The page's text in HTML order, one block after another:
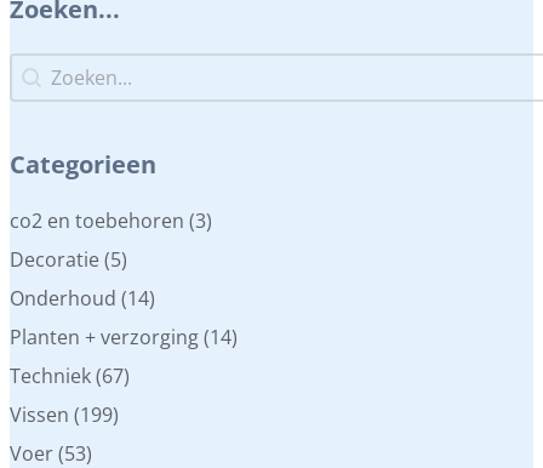
Zoeken...
Zoeken...
Zoeken...
Categorieen
Categorieen
co2 en toebehoren (3)
Decoratie (5)
Onderhoud (14)
Planten + verzorging(14)
Techniek(67)
Vissen (199)
Voer(53)